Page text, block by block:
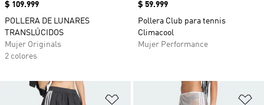
Precio
$ 109.999
POLLERA DE LUNARES
TRANSLÚCIDOS
Mujer Originals
2 colores
Precio
$ 59.999
Pollera Club para tennis
Climacool
Mujer Performance
Añadir a la lista de deseos